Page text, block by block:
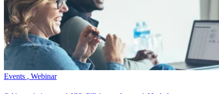
Events , Webinar